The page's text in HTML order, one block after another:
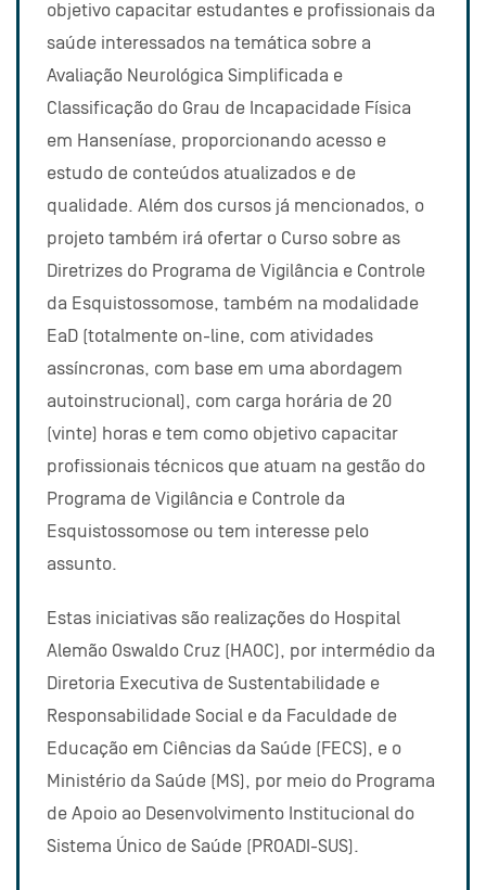
objetivo capacitar estudantes e profissionais da
saúde interessados na temática sobre a
Avaliação Neurológica Simplificada e
Classificação do Grau de Incapacidade Física
em Hanseníase, proporcionando acesso e
estudo de conteúdos atualizados e de
qualidade. Além dos cursos já mencionados, o
projeto também irá ofertar o Curso sobre as
Diretrizes do Programa de Vigilância e Controle
da Esquistossomose, também na modalidade
EaD (totalmente on-line, com atividades
assíncronas, com base em uma abordagem
autoinstrucional), com carga horária de 20
(vinte) horas e tem como objetivo capacitar
profissionais técnicos que atuam na gestão do
Programa de Vigilância e Controle da
Esquistossomose ou tem interesse pelo
assunto.
Estas iniciativas são realizações do Hospital
Alemão Oswaldo Cruz (HAOC), por intermédio da
Diretoria Executiva de Sustentabilidade e
Responsabilidade Social e da Faculdade de
Educação em Ciências da Saúde (FECS), e o
Ministério da Saúde (MS), por meio do Programa
de Apoio ao Desenvolvimento Institucional do
Sistema Único de Saúde (PROADI-SUS).